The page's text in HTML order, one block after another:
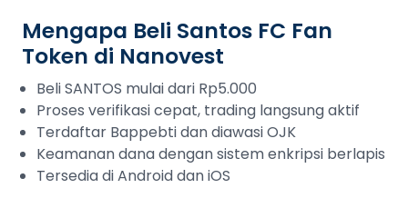
Mengapa Beli Santos FC Fan
Token di Nanovest
Beli SANTOS mulai dari Rp5.000
Proses verifikasi cepat, trading langsung aktif
Terdaftar Bappebti dan diawasi OJK
Keamanan dana dengan sistem enkripsi berlapis
Tersedia di Android dan iOS